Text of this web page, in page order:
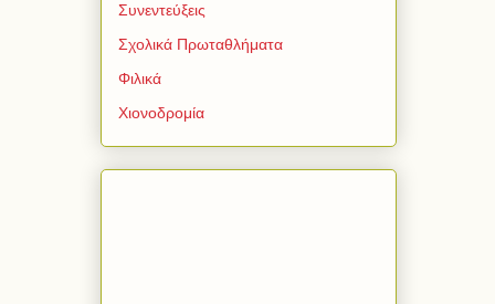
Συνεντεύξεις
Σχολικά Πρωταθλήματα
Φιλικά
Χιονοδρομία